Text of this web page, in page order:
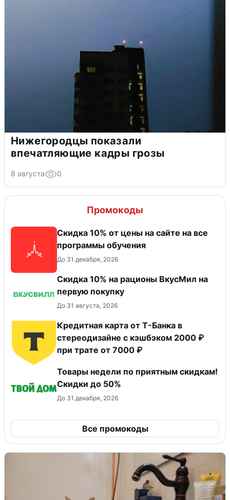
Нижегородцы показали
впечатляющие кадры грозы
8 августа 0
Промокоды
Скидка 10% от цены на сайте на все
программы обучения
До 31 декабря, 2026
Скидка 10% на рационы ВкусМил на
первую покупку
До 31 августа, 2026
Кредитная карта от Т-Банка в
стереодизайне с кэшбэком 2000 ₽
при трате от 7000 ₽
Товары недели по приятным скидкам!
Скидки до 50%
До 31 декабря, 2026
Все промокоды